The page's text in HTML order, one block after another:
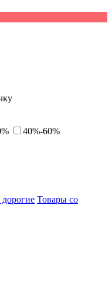
40%-60%
Товары со